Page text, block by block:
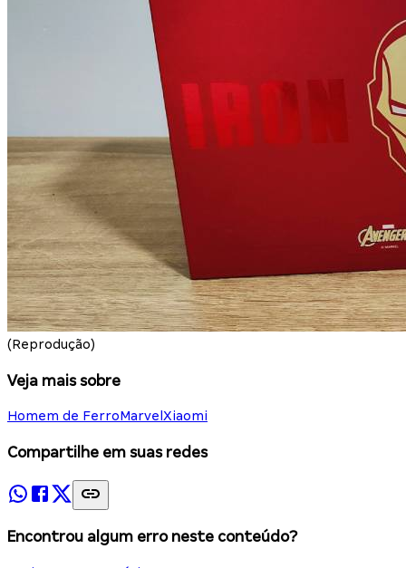
(Reprodução)
Veja mais sobre
Homem de FerroMarvel Xiaomi
Compartilhe em suas redes
Encontrou algum erro neste conteúdo?